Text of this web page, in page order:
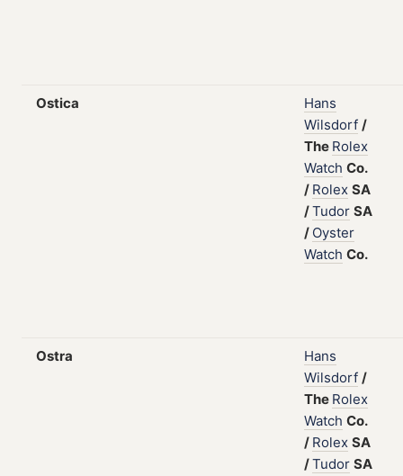
Ostica
Hans
Wilsdorf /
The Rolex
Watch Co.
/ Rolex SA
/Tudor SA
/ Oyster
Watch Co.
Ostra
Hans
Wilsdorf /
The Rolex
Watch Co.
/ Rolex SA
/Tudor SA